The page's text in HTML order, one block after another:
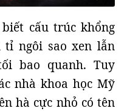
cấu trúc khổng
ngôi sao xen lẫn
bao quanh. Tuy
nhà khoa học Mỹ
hà cực nhỏ có tên